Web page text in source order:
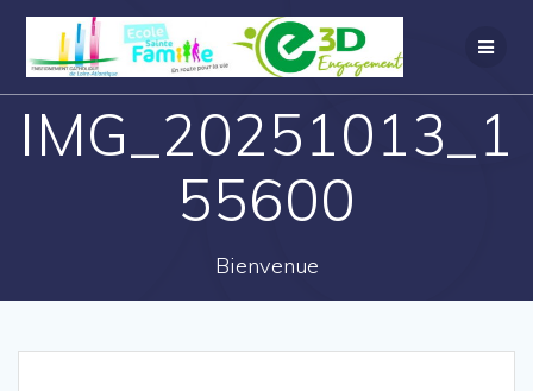
IMG_20251013_1
55600
Bienvenue